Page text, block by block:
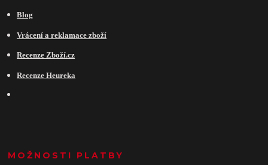
Blog
Vrácení a reklamace zboží
Recenze Zboží.cz
Recenze Heureka
MOŽNOSTI PLATBY